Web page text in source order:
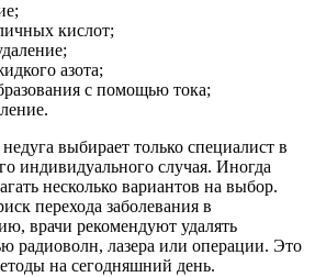
кислот;
азота;
с помощью тока;
выбирает только специалист в
индивидуального случая. Иногда
несколько вариантов на выбор.
перехода заболевания в
врачи рекомендуют удалять
радиоволн, лазера или операции. Это
на сегодняшний день.